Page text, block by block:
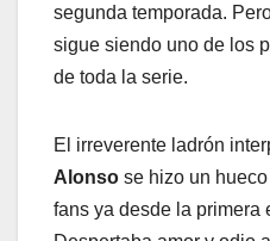
segunda temporada.
sigue siendo uno de los
de toda la serie.
El irreverente ladrón
Alonso se hizo un
fans ya desde la primera